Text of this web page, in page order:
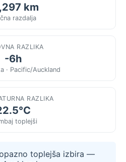
km
razdalja
RAZLIKA
-6h
· Pacific/Auckland
RAZLIKA
toplejši
toplejša izbira —